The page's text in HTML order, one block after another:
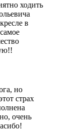
ходить
в
но
страх
очень